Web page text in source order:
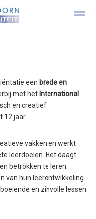
Facebook
een brede en
met het International
en creatief
12 jaar.
vakken en werkt
leerdoelen. Het daagt
betrokken te leren.
van hun leerontwikkeling
en zinvolle lessen